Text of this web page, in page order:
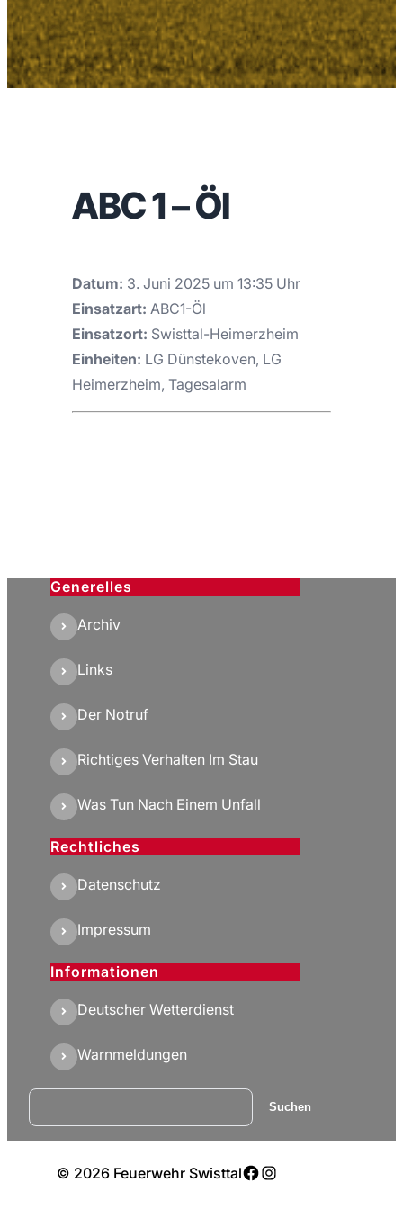
ABC 1 – Öl
Datum: 3. Juni 2025 um 13:35 Uhr
Einsatzart: ABC1-Öl
Einsatzort: Swisttal-Heimerzheim
Einheiten: LG Dünstekoven, LG
Heimerzheim, Tagesalarm
Generelles
Archiv
Links
Der Notruf
Richtiges Verhalten Im Stau
Was Tun Nach Einem Unfall
Rechtliches
Datenschutz
Impressum
Informationen
Deutscher Wetterdienst
Warnmeldungen
Suchen Suchen
© 2026 Feuerwehr SwisttalFacebook
Instagram